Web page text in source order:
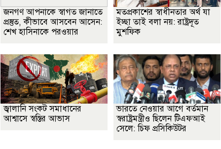
জনগণ আপনাকে স্বাগত জানাতে
প্রস্তুত, কীভাবে আসবেন আসেন:
শেখ হাসিনাকে পরওয়ার
মতপ্রকাশের স্বাধীনতার অর্থ যা
ইচ্ছা তাই বলা নয়: রাষ্ট্রদূত
মুশফিক
জ্বালানি সংকট সমাধানের
আশ্বাসে স্বস্তির আভাস
ভারতে নেওয়ার আগে বর্তমান
স্বরাষ্ট্রমন্ত্রীও ছিলেন টিএফআই
সেলে: চিফ প্রসিকিউটর